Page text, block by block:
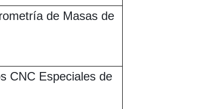
de Masas de
CNC Especiales de